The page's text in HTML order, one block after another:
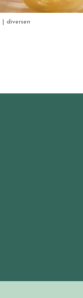
diversen